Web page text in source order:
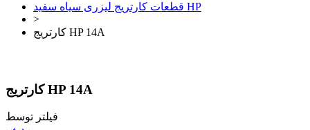
قطعات کارتریج لیزری سیاه سفید HP
>
کارتریج HP 14A
کارتریج HP 14A
فیلتر توسط